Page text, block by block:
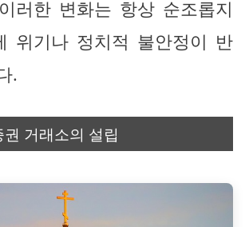
러한 변화는 항상 순조롭지
위기나 정치적 불안정이 반
.
거래소의 설립